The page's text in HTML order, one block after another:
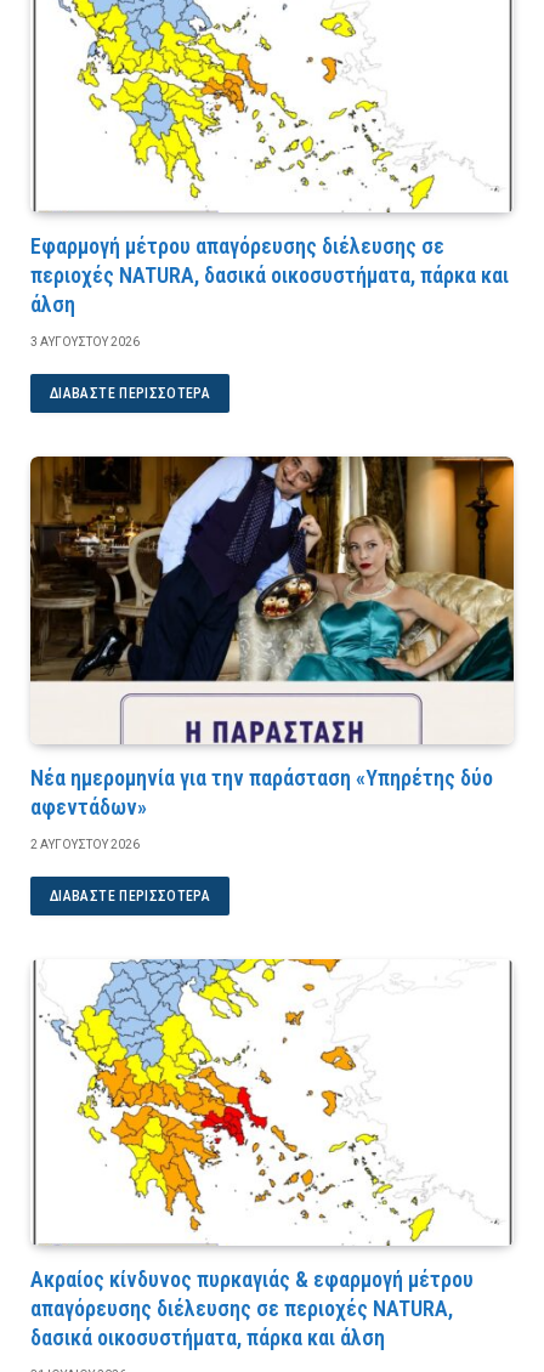
Εφαρμογή μέτρου απαγόρευσης διέλευσης σε
περιοχές NATURA, δασικά οικοσυστήματα, πάρκα και
άλση
3 ΑΥΓΟΎΣΤΟΥ 2026
ΔΙΑΒΆΣΤΕ ΠΕΡΙΣΣΌΤΕΡΑ
Νέα ημερομηνία για την παράσταση «Υπηρέτης δύο
αφεντάδων»
2 ΑΥΓΟΎΣΤΟΥ 2026
ΔΙΑΒΆΣΤΕ ΠΕΡΙΣΣΌΤΕΡΑ
Ακραίος κίνδυνος πυρκαγιάς & εφαρμογή μέτρου
απαγόρευσης διέλευσης σε περιοχές NATURA,
δασικά οικοσυστήματα, πάρκα και άλση